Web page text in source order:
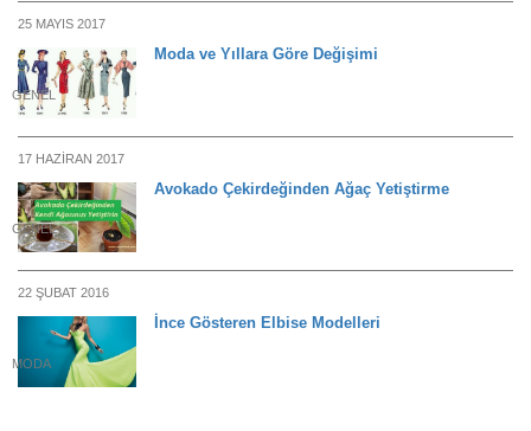
25 MAYIS 2017
GENEL
Moda ve Yıllara Göre Değişimi
17 HAZIRAN 2017
GENEL
Avokado Çekirdeğinden Ağaç Yetiştirme
22 ŞUBAT 2016
MODA
İnce Gösteren Elbise Modelleri